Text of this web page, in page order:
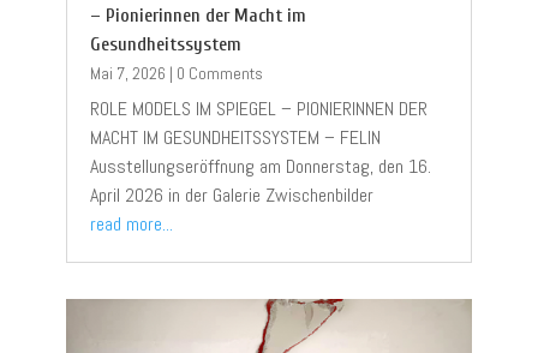
– Pionierinnen der Macht im
Gesundheitssystem
Mai 7, 2026 | 0 Comments
ROLE MODELS IM SPIEGEL – PIONIERINNEN DER
MACHT IM GESUNDHEITSSYSTEM – FELIN
Ausstellungseröffnung am Donnerstag, den 16.
April 2026 in der Galerie Zwischenbilder
read more...